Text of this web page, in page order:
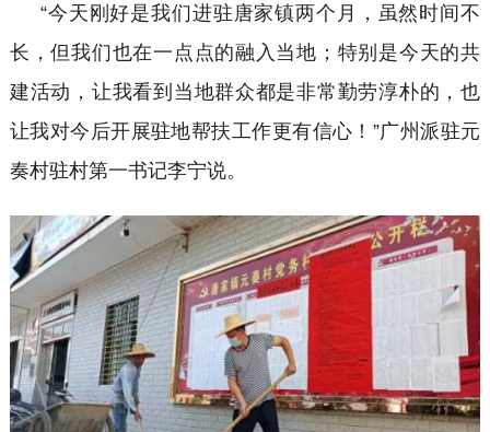
“今天刚好是我们进驻唐家镇两个月，虽然时间不
长，但我们也在一点点的融入当地；特别是今天的共
建活动，让我看到当地群众都是非常勤劳淳朴的，也
让我对今后开展驻地帮扶工作更有信心！ ”广州派驻元
奏村驻村第一书记李宁说。